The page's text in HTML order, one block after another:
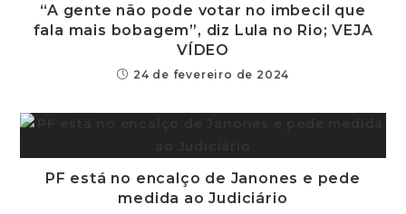
“A gente não pode votar no imbecil que
fala mais bobagem”, diz Lula no Rio; VEJA
VÍDEO
24 de fevereiro de 2024
PF está no encalço de Janones e pede
medida ao Judiciário